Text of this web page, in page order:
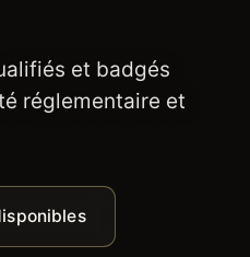
et badgés
réglementaire et